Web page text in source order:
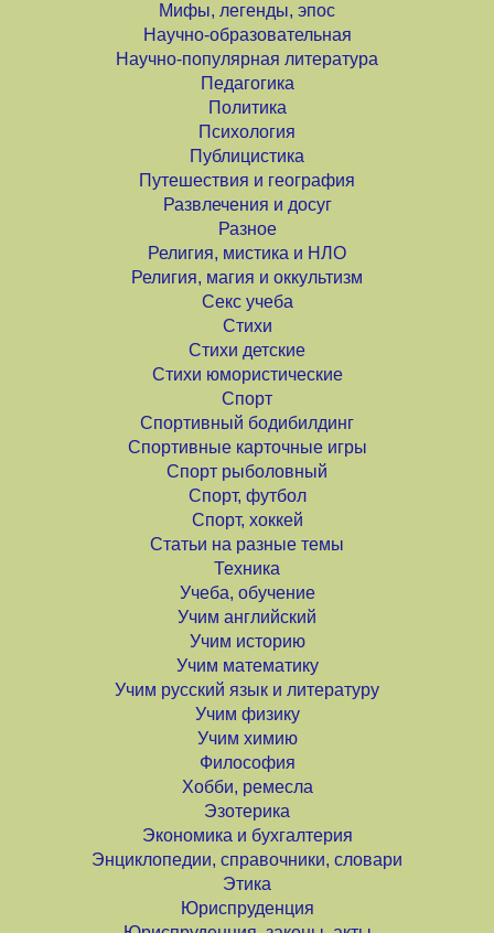
Мифы, легенды, эпос
Научно-образовательная
Научно-популярная литература
Педагогика
Политика
Психология
Публицистика
Путешествия и география
Развлечения и досуг
Разное
Религия, мистика и НЛО
Религия, магия и оккультизм
Секс учеба
Стихи
Стихи детские
Стихи юмористические
Спорт
Спортивный бодибилдинг
Спортивные карточные игры
Спорт рыболовный
Спорт, футбол
Спорт, хоккей
Статьи на разные темы
Техника
Учеба, обучение
Учим английский
Учим историю
Учим математику
Учим русский язык и литературу
Учим физику
Учим химию
Философия
Хобби, ремесла
Эзотерика
Экономика и бухгалтерия
Энциклопедии, справочники, словари
Этика
Юриспруденция